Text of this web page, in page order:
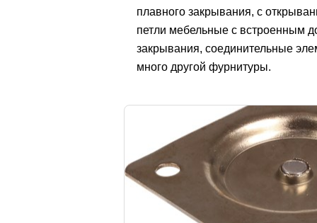
плавного закрывания, с
петли мебельные с встроенным
закрывания, соединительные
много другой фурнитуры.